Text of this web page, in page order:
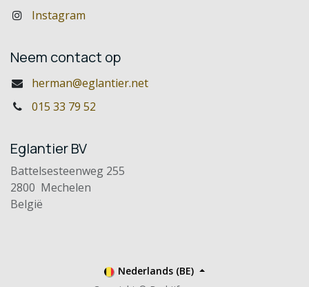
Instagram
Neem contact op
herman@eglantier.net
015 33 79 52
Eglantier BV
Battelsesteenweg 255
2800 Mechelen
België
Nederlands (BE)